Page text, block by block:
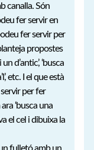
canalla. Són
fer servir en
fer servir per
propostes
d’antic’, ‘busca
etc. I el que està
per fer
‘busca una
el cel i dibuixa la